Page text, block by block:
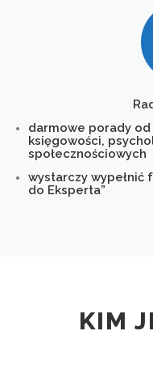
darmowe porady
księgowości,
społecznościowych
wystarczy wypełnić
do Eksperta”
KIM